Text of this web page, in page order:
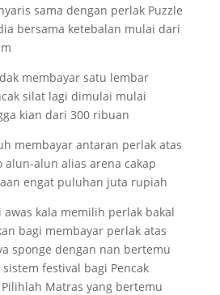
sama dengan perlak Puzzle
bersama ketebalan mulai dari
membayar satu lembar
silat lagi dimulai mulai
kian dari 300 ribuan
membayar antaran perlak atas
alun-alun alias arena cakap
engat puluhan juta rupiah
kala memilih perlak bakal
bagi membayar perlak atas
sponge dengan nan bertemu
festival bagi Pencak
Matras yang bertemu